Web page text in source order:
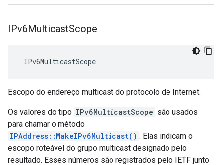
IPv6MulticastScope
IPv6MulticastScope
Escopo do endereço multicast do protocolo de Internet.
Os valores do tipo IPv6MulticastScope são usados
para chamar o método
IPAddress::MakeIPv6Multicast() . Elas indicam o
escopo roteável do grupo multicast designado pelo
resultado. Esses números são registrados pelo IETF junto